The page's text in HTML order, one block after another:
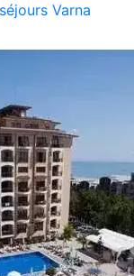
Varna